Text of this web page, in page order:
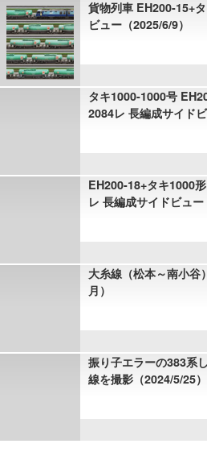
貨物列車 EH200-15+
ビュー（2025/6/9）
タキ1000-1000号
2084レ 長編成サイド
EH200-18+タキ1000
レ 長編成サイドビュー
大糸線（松本～南小谷
月）
振り子エラーの383系
線を撮影（2024/5/25）